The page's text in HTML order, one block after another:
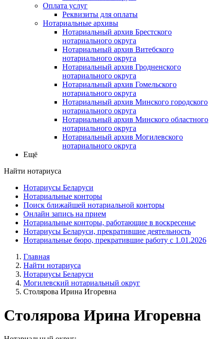
Оплата услуг
Реквизиты для оплаты
Нотариальные архивы
Нотариальный архив Брестского
нотариального округа
Нотариальный архив Витебского
нотариального округа
Нотариальный архив Гродненского
нотариального округа
Нотариальный архив Гомельского
нотариального округа
Нотариальный архив Минского городского
нотариального округа
Нотариальный архив Минского областного
нотариального округа
Нотариальный архив Могилевского
нотариального округа
Ещё
Найти нотариуса
Нотариусы Беларуси
Нотариальные конторы
Поиск ближайшей нотариальной конторы
Онлайн запись на прием
Нотариальные конторы, работающие в воскресенье
Нотариусы Беларуси, прекратившие деятельность
Нотариальные бюро, прекратившие работу с 1.01.2026
Главная
Найти нотариуса
Нотариусы Беларуси
Могилевский нотариальный округ
Столярова Ирина Игоревна
Столярова Ирина Игоревна